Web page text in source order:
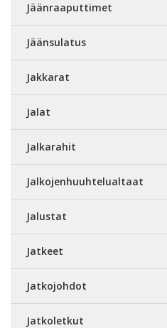
Jäänraaputtimet
Jäänsulatus
Jakkarat
Jalat
Jalkarahit
Jalkojenhuuhtelualtaat
Jalustat
Jatkeet
Jatkojohdot
Jatkoletkut